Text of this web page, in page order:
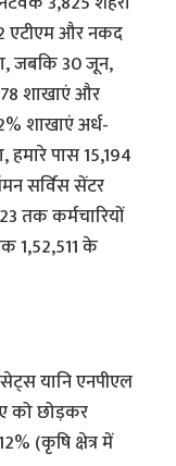
एटीएम और नकद
जबकि 30 जून,
शाखाएं और
शाखाएं अर्ध-
हमारे पास 15,194
सर्विस सेंटर
तक कर्मचारियों
1,52,511 के
यानि एनपीएल
को छोड़कर
(कृषि क्षेत्र में